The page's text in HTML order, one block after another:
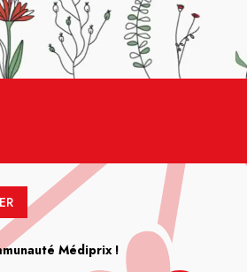
Médiprix !